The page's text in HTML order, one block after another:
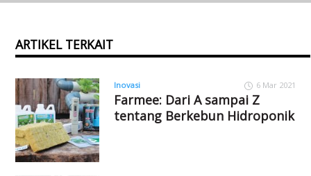
ARTIKEL TERKAIT
Inovasi 6 Mar 2021
Farmee: Dari A sampai Z
tentang Berkebun Hidroponik